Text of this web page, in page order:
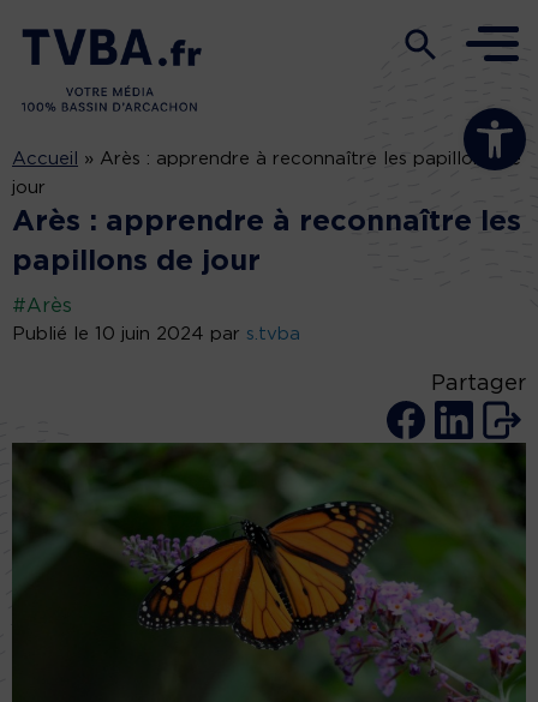
Ouvrir la
Accueil » Arès : apprendre à reconnaître les papillons de
jour
Arès : apprendre à reconnaître les
papillons de jour
#Arès
Publié le 10 juin 2024 par s.tvba
Partager